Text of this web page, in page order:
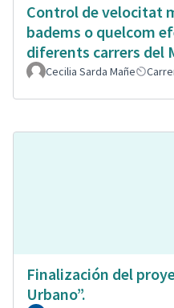
Control de velocitat
badems o quelcom
diferents carrers del
Cecilia Sarda Mañe
Finalización del
Urbano”.